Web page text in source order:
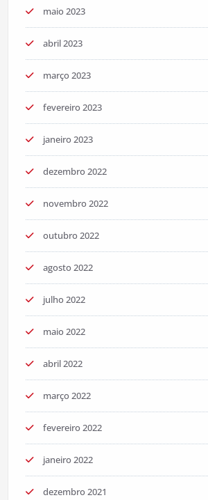
maio 2023
abril 2023
março 2023
fevereiro 2023
janeiro 2023
dezembro 2022
novembro 2022
outubro 2022
agosto 2022
julho 2022
maio 2022
abril 2022
março 2022
fevereiro 2022
janeiro 2022
dezembro 2021